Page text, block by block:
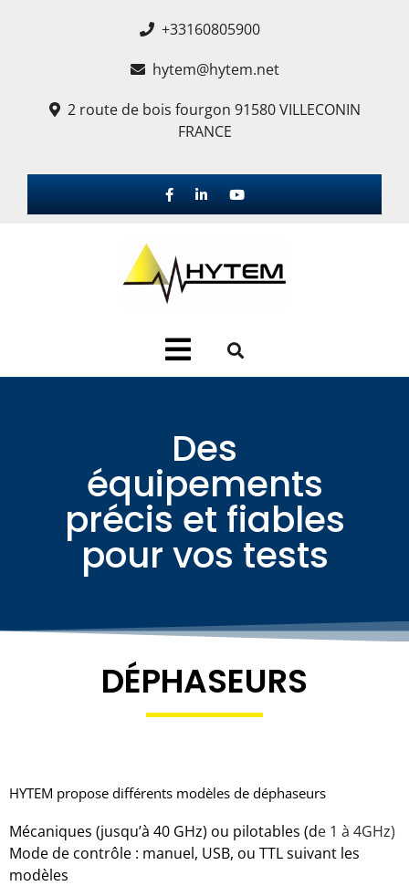
+33160805900
hytem@hytem.net
2 route de bois fourgon 91580 VILLECONIN
FRANCE
Des
équipements
précis et fiables
pour vos tests
DÉPHASEURS
HYTEM propose différents modèles de déphaseurs
Mécaniques (jusqu’à 40 GHz) ou pilotables (de 1 à 4GHz)
Mode de contrôle : manuel, USB, ou TTL suivant les
modèles